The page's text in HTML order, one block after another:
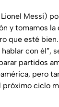
Lionel Messi)
y tomamos
que esté
con él”,
partidos
pero
próximo ciclo